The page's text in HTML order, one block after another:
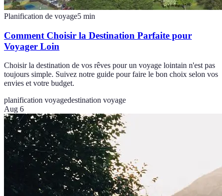
Planification de voyage5 min
Comment Choisir la Destination Parfaite pour
Voyager Loin
Choisir la destination de vos rêves pour un voyage lointain n'est pas
toujours simple. Suivez notre guide pour faire le bon choix selon vos
envies et votre budget.
planification voyagedestination voyage
Aug 6